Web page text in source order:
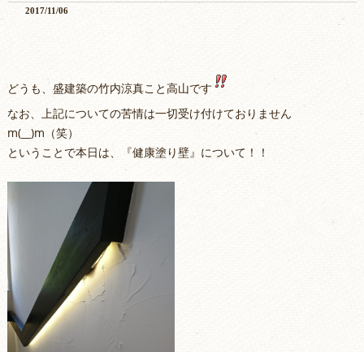
2017/11/06
どうも、盛建築の竹内涼真こと高山です
なお、上記についての苦情は一切受け付けておりません
m(__)m（笑）
ということで本日は、『健康塗り壁』について！！